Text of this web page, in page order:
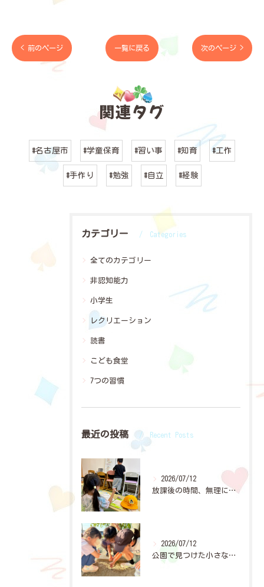
< 前のページ 一覧に戻る 次のページ >
関連タグ
#名古屋市 #学童保育 #習い事 #知育 #工作
#手作り #勉強 #自立 #経験
カテゴリー Categories
全てのカテゴリー
非認知能力
小学生
レクリエーション
読書
こども食堂
7つの習慣
最近の投稿 Recent Posts
2026/07/12
放課後の時間、無理に「宿題やって」と言わなくても大丈夫👌✨
2026/07/12
公園で見つけた小さな穴。